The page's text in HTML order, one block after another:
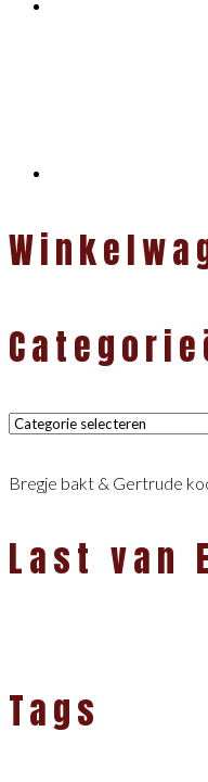
Categorieën
Bregje bakt & Gertrude
Last van
Tags